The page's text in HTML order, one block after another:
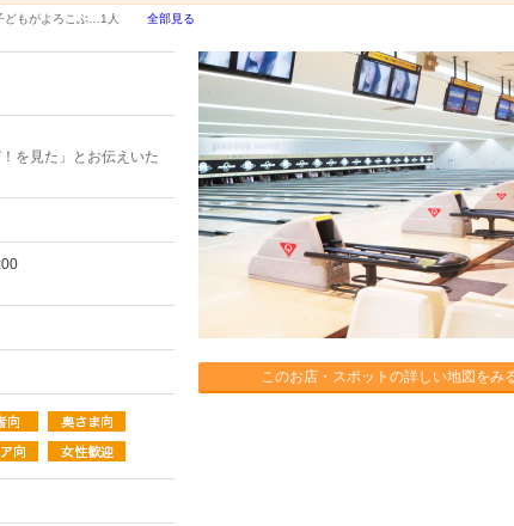
どもがよろこぶ… 1人 全部見る
を見た」とお伝えいた
このお店・スポットの詳しい地図をみ